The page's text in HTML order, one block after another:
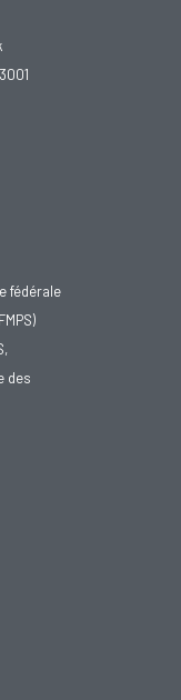
fédérale
des